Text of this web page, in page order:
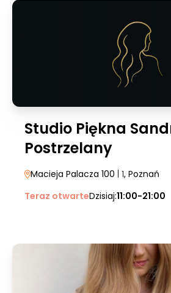
Studio Piękna
Postrzelany
Macieja Palacza 100 | 1, Poznań
Teraz otwarteDzisiaj:11:00-21:00